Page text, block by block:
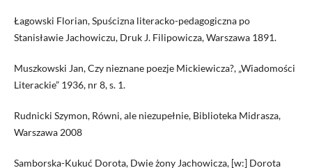
Łagowski Florian, Spuścizna literacko-pedagogiczna po
Stanisławie Jachowiczu, Druk J. Filipowicza, Warszawa 1891.
Muszkowski Jan, Czy nieznane poezje Mickiewicza?, „Wiadomości
Literackie” 1936, nr 8, s. 1.
Rudnicki Szymon, Równi, ale niezupełnie, Biblioteka Midrasza,
Warszawa 2008
Samborska-Kukuć Dorota, Dwie żony Jachowicza, [w:] Dorota